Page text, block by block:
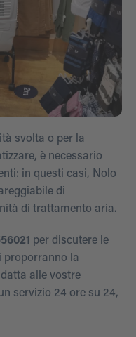
svolta o per la
è necessario
in questi casi, Nolo
di
di trattamento aria.
per discutere le
proporranno la
alle vostre
servizio 24 ore su 24,